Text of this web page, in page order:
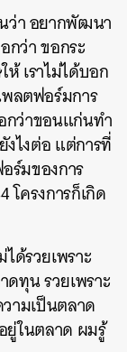
ว่า อยากพัฒนา
กว่า ขอกระ
ห้ เราไม่ได้บอก
ลตฟอร์มการ
ว่าขอนแก่นทำ
ไงต่อ แต่การที่
ร์มของการ
โครงการก็เกิด
ด้รวยเพราะ
ดทุน รวยเพราะ
ามเป็นตลาด
ยู่ในตลาด ผมรู้